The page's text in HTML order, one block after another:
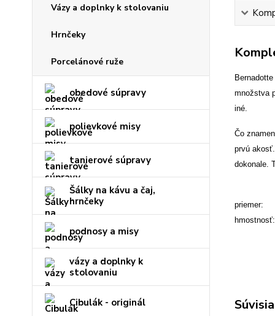
Vázy a doplnky k stolovaniu
Hrnčeky
Porcelánové ruže
obedové súpravy
polievkové misy
tanierové súpravy
Šálky na kávu a čaj,
hrnčeky
podnosy a misy
vázy a doplnky k
stolovaniu
Cibulák - originál
množstva
iné.
Čo
prvú
dokonale.
priemer: